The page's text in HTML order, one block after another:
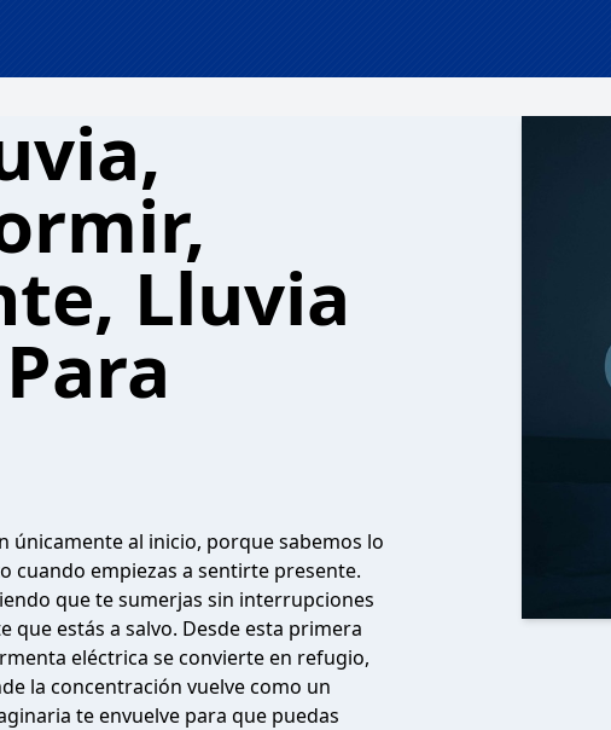
Lluvia
únicamente al inicio, porque sabemos lo
cuando empiezas a sentirte presente.
que te sumerjas sin interrupciones
estás a salvo. Desde esta primera
eléctrica se convierte en refugio,
la concentración vuelve como un
te envuelve para que puedas